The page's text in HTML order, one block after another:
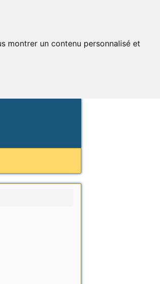
montrer un contenu personnalisé et